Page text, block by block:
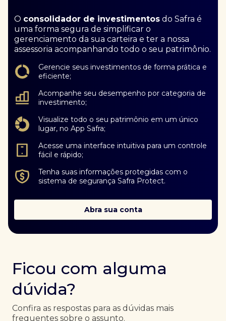
O consolidador de investimentos do Safra é
uma forma segura de simplificar o
gerenciamento da sua carteira e ter a nossa
assessoria acompanhando todo o seu patrimônio.
Gerencie seus investimentos de forma prática e
eficiente;
Acompanhe seu desempenho por categoria de
investimento;
Visualize todo o seu patrimônio em um único
lugar, no App Safra;
Acesse uma interface intuitiva para um controle
fácil e rápido;
Tenha suas informações protegidas com o
sistema de segurança Safra Protect.
Abra sua conta
Ficou com alguma
dúvida?
Confira as respostas para as dúvidas mais
frequentes sobre o assunto.